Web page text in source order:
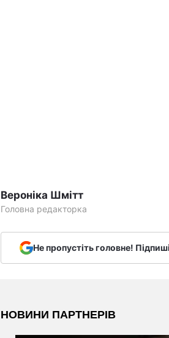
Вероніка Шмітт
Головна редакторка
Не пропустіть головне!